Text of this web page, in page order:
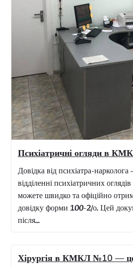
Центр ментального
У Києві працює Центр
№10- місце, де кожен може
психіатричну допомогу в
середовищі Хто ми? Команда